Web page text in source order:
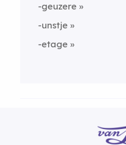
-geuzere
-unstje
-etage